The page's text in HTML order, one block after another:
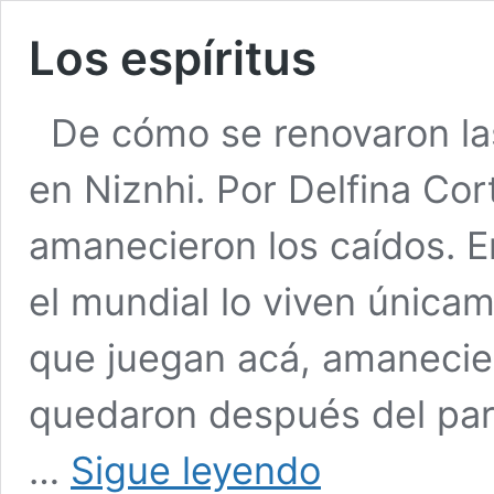
Los espíritus
De cómo se renovaron
en Niznhi. Por Delfina
amanecieron los caídos.
el mundial lo viven
que juegan acá,
quedaron después del
… Sigue leyendo